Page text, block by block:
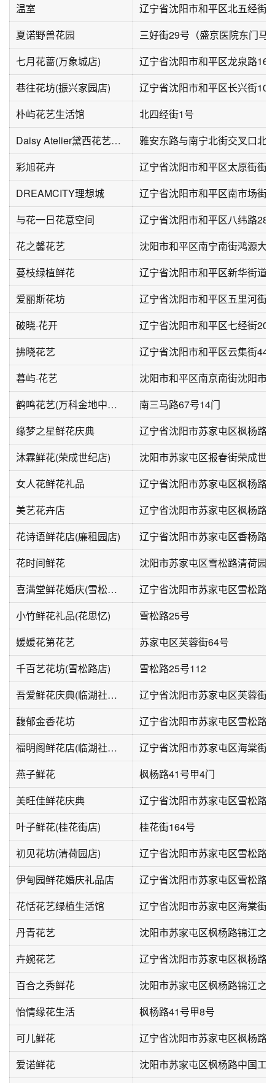
温室
辽宁省沈阳市和平区北五经街
夏诺野兽花园
三好街29号（盛京医院东门马
七月花蔷(万象城店)
辽宁省沈阳市和平区龙泉路16
巷往花坊(振兴家园店)
辽宁省沈阳市和平区长兴街10
朴屿花艺生活馆
北四经街1号
Daisy Atelier黛西花艺工作室
雅安东路与南宁北街交叉口北
彩旭花卉
DREAMCITY理想城
辽宁省沈阳市和平区南市场街
与花一日花意空间
辽宁省沈阳市和平区八纬路28
花之馨花艺
沈阳市和平区南宁南街鸿源大
蔓枝绿植鲜花
爱丽斯花坊
辽宁省沈阳市和平区五里河街
破晓·花开
辽宁省沈阳市和平区七经街20
拂晓花艺
辽宁省沈阳市和平区云集街44
暮屿·花艺
鹤鸣花艺(万科金地中山公园店)
南三马路67号14门
缘梦之星鲜花庆典
辽宁省沈阳市苏家屯区枫杨路
沐霖鲜花(荣成世纪店)
女人花鲜花礼品
辽宁省沈阳市苏家屯区枫杨路
美艺花卉店
辽宁省沈阳市苏家屯区枫杨路
花诗语鲜花店(廉租园店)
辽宁省沈阳市苏家屯区香杨路
花时间鲜花
沈阳市苏家屯区雪松路清荷园
喜满堂鲜花婚庆(雪松路店)
辽宁省沈阳市苏家屯区雪松路
小竹鲜花礼品(花思忆)
雪松路25号
媛媛花第花艺
苏家屯区芙蓉街64号
千百艺花坊(雪松路店)
雪松路25号112
吾爱鲜花庆典(临湖社区南区店)
辽宁省沈阳市苏家屯区芙蓉街
馥郁金香花坊
辽宁省沈阳市苏家屯区雪松路
福明阁鲜花店(临湖社区南区店)
辽宁省沈阳市苏家屯区海棠街
燕子鲜花
枫杨路41号甲4门
美旺佳鲜花庆典
辽宁省沈阳市苏家屯区雪松路
叶子鲜花(桂花街店)
桂花街164号
初见花坊(清荷园店)
辽宁省沈阳市苏家屯区雪松路
伊甸园鲜花婚庆礼品店
辽宁省沈阳市苏家屯区雪松路
花恬花艺绿植生活馆
辽宁省沈阳市苏家屯区海棠街
丹青花艺
卉婉花艺
辽宁省沈阳市苏家屯区枫杨路
百合之秀鲜花
怡情缘花生活
枫杨路41号甲8号
可儿鲜花
辽宁省沈阳市苏家屯区枫杨路
爱诺鲜花